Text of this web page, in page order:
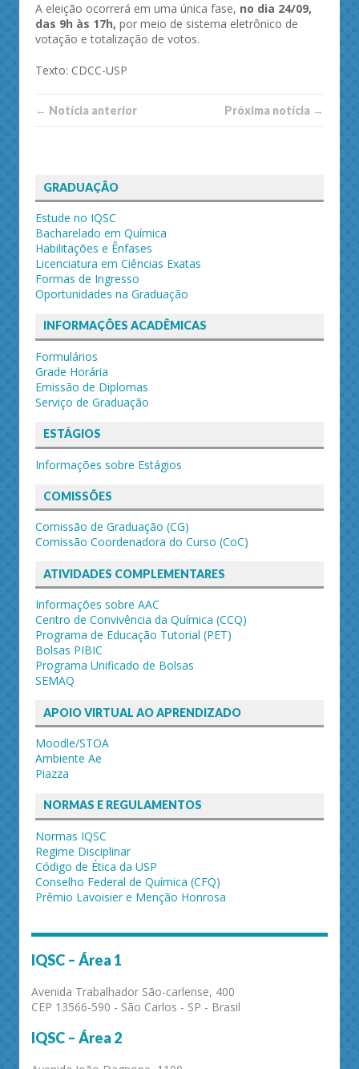
A eleição ocorrerá em uma única fase, no dia 24/09,
das 9h às 17h, por meio de sistema eletrônico de
votação e totalização de votos.
Texto: CDCC-USP
← Notí­cia anterior Próxima notí­­cia →
GRADUAÇÃO
Estude no IQSC
Bacharelado em Química
Habilitações e Ênfases
Licenciatura em Ciências Exatas
Formas de Ingresso
Oportunidades na Graduação
INFORMAÇÕES ACADÊMICAS
Formulários
Grade Horária
Emissão de Diplomas
Serviço de Graduação
ESTÁGIOS
Informações sobre Estágios
COMISSÕES
Comissão de Graduação (CG)
Comissão Coordenadora do Curso (CoC)
ATIVIDADES COMPLEMENTARES
Informações sobre AAC
Centro de Convivência da Química (CCQ)
Programa de Educação Tutorial (PET)
Bolsas PIBIC
Programa Unificado de Bolsas
SEMAQ
APOIO VIRTUAL AO APRENDIZADO
Moodle/STOA
Ambiente Ae
Piazza
NORMAS E REGULAMENTOS
Normas IQSC
Regime Disciplinar
Código de Ética da USP
Conselho Federal de Química (CFQ)
Prêmio Lavoisier e Menção Honrosa
IQSC – Área 1
Avenida Trabalhador São-carlense, 400
CEP 13566-590 - São Carlos - SP - Brasil
IQSC – Área 2